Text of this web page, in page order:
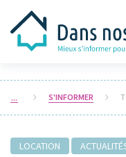
S'INFORMER
LOCATION